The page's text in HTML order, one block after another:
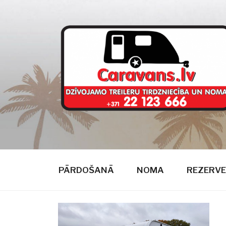
CARAVANS
dzīvojamie treileri
PĀRDOŠANĀ NOMA